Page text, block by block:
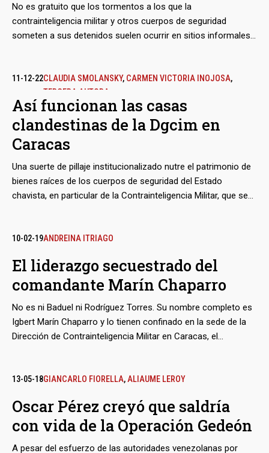
No es gratuito que los tormentos a los que la
contrainteligencia militar y otros cuerpos de seguridad
someten a sus detenidos suelen ocurrir en sitios informales y
nadie rinde cuentas ante la ley. Las desapariciones
a los familiares de los detenidos y se han vuelto un
preámbulo casi obligatorio para las causas de índole política
en la justicia chavista.
11-12-22CLAUDIA SMOLANSKY, CARMEN VICTORIA INOJOSA,
TERCERA AUTORA
Así funcionan las casas
clandestinas de la Dgcim en
Caracas
Una suerte de pillaje institucionalizado nutre el patrimonio de
bienes raíces de los cuerpos de seguridad del Estado
chavista, en particular de la Contrainteligencia Militar, que se
de esas ‘casas seguras’, dedicadas al secuestro, la extorsión
atormentan a sus víctimas, rehenes o desaparecidos,
mientras no están a la orden de los circuitos judiciales. La
presente es la entrega inicial de una serie que radiografía
esos lugares y el horror que los habita.
10-02-19ANDREINA ITRIAGO
El liderazgo secuestrado del
comandante Marín Chaparro
No es ni Baduel ni Rodríguez Torres. Su nombre completo es
Igbert Marín Chaparro y lo tienen confinado en la sede de la
Dirección de Contrainteligencia Militar en Caracas, el
Batallón Ayala de Infantería Motorizada, es el oficial que ha
Academia Militar de Venezuela. En su caso lo acompañan
otros cuatro colegas comandantes apresados en una
sigilosa operación de seguridad llevada a cabo por el
13-05-18GIANCARLO FIORELLA,ALIAUME LEROY
Oscar Pérez creyó que saldría
con vida de la Operación Gedeón
A pesar del esfuerzo de las autoridades venezolanas por